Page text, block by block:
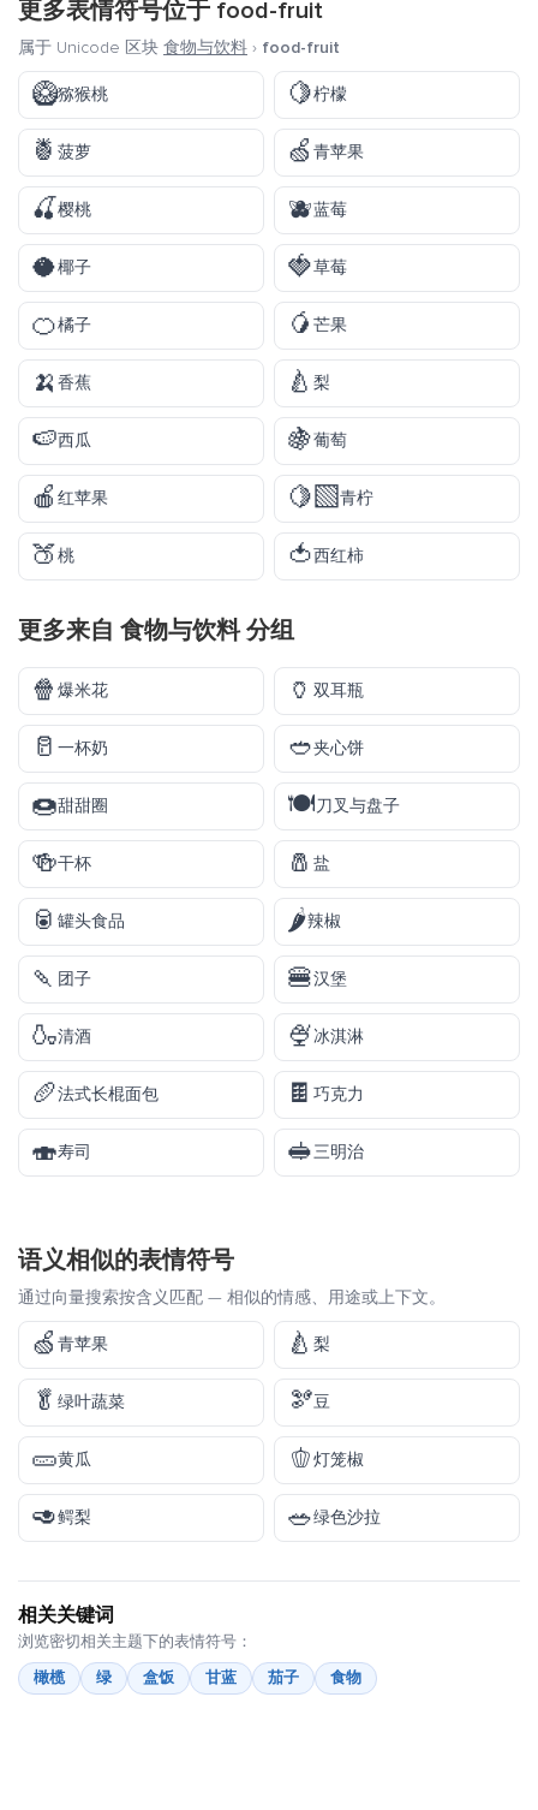
更多表情符号位于 food-fruit
属于 Unicode 区块 食物与饮料 › food-fruit
🥝猕猴桃 🍋柠檬
🍍 菠萝 🍏 青苹果
🍒 樱桃 🫐蓝莓
🥥椰子 🍓草莓
🍊橘子 🥭 芒果
🍌 香蕉 🍐 梨
🍉西瓜 🍇葡萄
🍎 红苹果 🍋‍🟩青柠
🍑桃 🍅西红柿
更多来自 食物与饮料分组
🍿 爆米花 🏺 双耳瓶
🥛 一杯奶 🥙夹心饼
🍩甜甜圈 🍽️刀叉与盘子
🍻干杯 🧂 盐
🥫 罐头食品 🌶️辣椒
🍡 团子 🍔汉堡
🍶清酒 🍨冰淇淋
🥖法式长棍面包 🍫 巧克力
🍣寿司 🥪三明治
语义相似的表情符号
通过向量搜索按含义匹配 — 相似的情感、用途或上下文。
🍏 青苹果 🍐 梨
🥬 绿叶蔬菜 🫘豆
🥒黄瓜 🫑灯笼椒
🥑鳄梨 🥗绿色沙拉
相关关键词
浏览密切相关主题下的表情符号：
橄榄
绿 盒饭 甘蓝 茄子 食物